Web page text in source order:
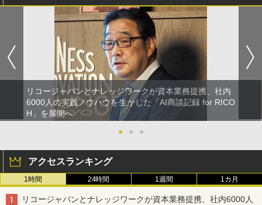
リコージャパンとナレッジワークが資本業務提携、社内
6000人の実践ノウハウを生かした「AI商談記録 for RICO
H」を展開へ
●
● ●
アクセスランキング
1時間 24時間 1週間 1カ月
リコージャパンとナレッジワークが資本業務提携、社内6000人